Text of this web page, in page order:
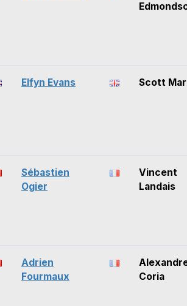
Elfyn Evans Scott
Sébastien
Ogier
Vincent
Landais
Adrien
Fourmaux
Coria